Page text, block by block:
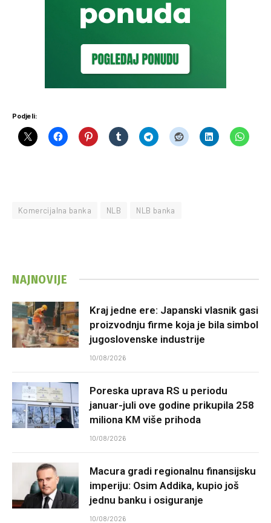
Podjeli:
Komercijalna banka NLB NLB banka
NAJNOVIJE
Kraj jedne ere: Japanski vlasnik gasi
proizvodnju firme koja je bila simbol
jugoslovenske industrije
10/08/2026
Poreska uprava RS u periodu
januar-juli ove godine prikupila 258
miliona KM više prihoda
10/08/2026
Macura gradi regionalnu finansijsku
imperiju: Osim Addika, kupio još
jednu banku i osiguranje
10/08/2026